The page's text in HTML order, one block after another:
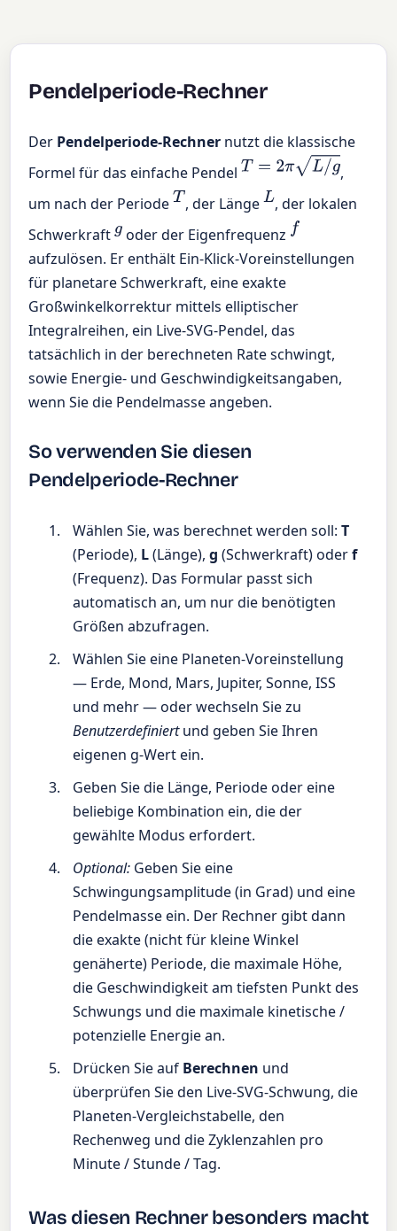
Pendelperiode-Rechner
Der Pendelperiode-Rechner nutzt die klassische
Formel für das einfache Pendel T= 2π L/g
,
um nach der PeriodeT , der LängeL , der lokalen
Schwerkraftgoder der Eigenfrequenz f
aufzulösen. Er enthält Ein-Klick-Voreinstellungen
für planetare Schwerkraft, eine exakte
Großwinkelkorrektur mittels elliptischer
Integralreihen, ein Live-SVG-Pendel, das
tatsächlich in der berechneten Rate schwingt,
sowie Energie- und Geschwindigkeitsangaben,
wenn Sie die Pendelmasse angeben.
So verwenden Sie diesen
Pendelperiode-Rechner
Wählen Sie, was berechnet werden soll:T
(Periode), L(Länge),g (Schwerkraft) oderf
(Frequenz). Das Formular passt sich
automatisch an, um nur die benötigten
Größen abzufragen.
Wählen Sie eine Planeten-Voreinstellung
— Erde, Mond, Mars, Jupiter, Sonne, ISS
und mehr — oder wechseln Sie zu
Benutzerdefiniertund geben Sie Ihren
eigenen g-Wert ein.
Geben Sie die Länge, Periode oder eine
beliebige Kombination ein, die der
gewählte Modus erfordert.
Optional: Geben Sie eine
Schwingungsamplitude (in Grad) und eine
Pendelmasse ein. Der Rechner gibt dann
die exakte (nicht für kleine Winkel
genäherte) Periode, die maximale Höhe,
die Geschwindigkeit am tiefsten Punkt des
Schwungs und die maximale kinetische /
potenzielle Energie an.
Drücken Sie auf Berechnen und
überprüfen Sie den Live-SVG-Schwung, die
Planeten-Vergleichstabelle, den
Rechenweg und die Zyklenzahlen pro
Minute / Stunde / Tag.
Was diesen Rechner besonders macht